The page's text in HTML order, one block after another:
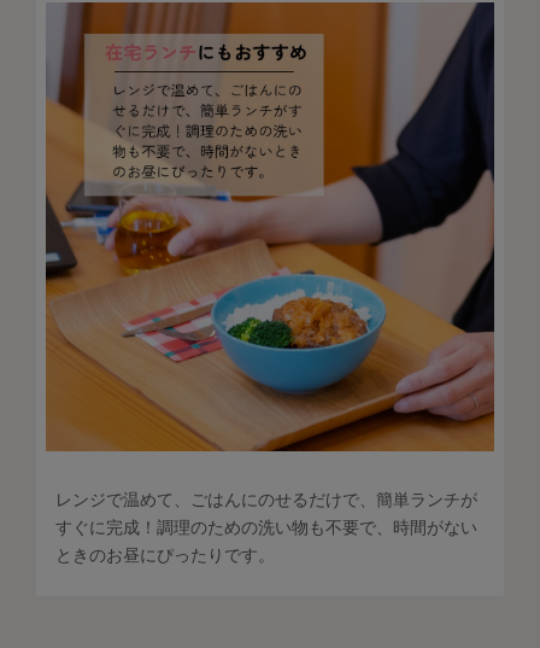
レンジで温めて、ごはんにのせるだけで、簡単ランチが
すぐに完成！調理のための洗い物も不要で、時間がない
ときのお昼にぴったりです。